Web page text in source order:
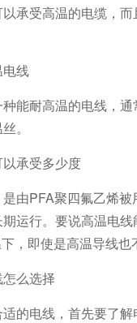
承受高温的电缆，
线
能耐高温的电线，
。
承受多少度
由PFA聚四氟乙烯
期运行。要说高温电
，即使是高温导线也
么选择
的电线，首先要了